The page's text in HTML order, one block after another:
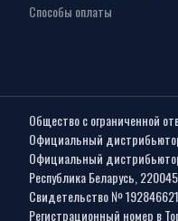
Способы оплаты
Общество с ограниченной
Официальный дистрибьютор
Официальный дистрибьютор
Республика Беларусь,
Свидетельство №
Регистрационный номер в